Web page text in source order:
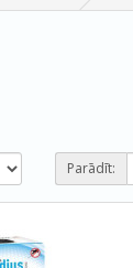
Parādīt: